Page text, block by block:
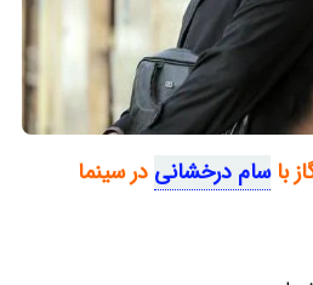
باسام درخشانی در سینما